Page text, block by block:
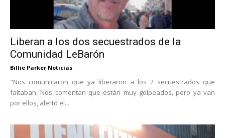
Liberan a los dos secuestrados de la
Comunidad LeBarón
Billie Parker Noticias
"Nos comunicaron que ya liberaron a los 2 secuestrados que
faltaban. Nos comentan que están muy golpeados, pero ya van
por ellos, alertó el...